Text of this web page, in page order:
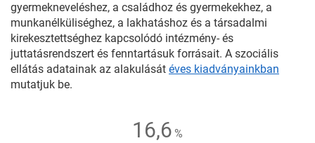
gyermekneveléshez, a családhoz és gyermekekhez, a
munkanélküliséghez, a lakhatáshoz és a társadalmi
kirekesztettséghez kapcsolódó intézmény- és
juttatásrendszert és fenntartásuk forrásait. A szociális
ellátás adatainak az alakulását éves kiadványainkban
mutatjuk be.
16,6 %